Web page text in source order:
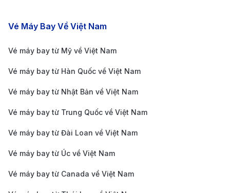
VND).
Xe buýt Damri: Xe buýt Damri là phương tiện tiết
thành phố. Giá vé xe buýt dao động từ 40,000 đến
60,000 IDR (khoảng 65,000 - 100,000 VND), tùy
thuộc vào điểm đến.
Taxi:
Taxi là phương tiện nhanh chóng nhưng giá
(khoảng 350,000 - 550,000 VND) tùy thuộc vào
khoảng cách và tình trạng giao thông.
Các chặng bay nổi bật
Vé Máy Bay Về Việt Nam
Vé máy bay từ Mỹ về Việt Nam
Vé máy bay từ Hàn Quốc về Việt Nam
Vé máy bay từ Nhật Bản về Việt Nam
Vé máy bay từ Trung Quốc về Việt Nam
Vé máy bay từ Đài Loan về Việt Nam
Vé máy bay từ Úc về Việt Nam
Vé máy bay từ Canada về Việt Nam